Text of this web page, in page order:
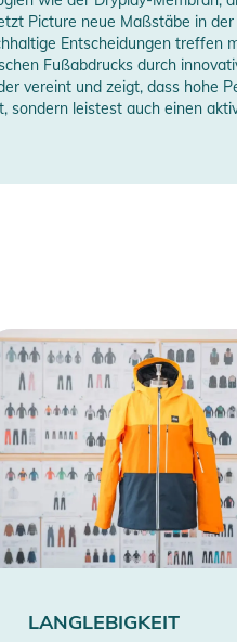
Innentaschen, darunter eine
dass alle wichtigen Dinge
sich durch ihre hervorragende
60gr/m2 hood
anzeigen
Picture neue Maßstäbe in
Entscheidungen
Fußabdrucks durch
vereint und zeigt, dass
leistest auch einen
LANGLEBIGKEIT